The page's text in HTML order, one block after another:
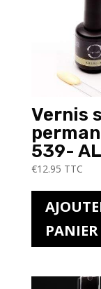
Vernis
539-
€12.95 TTC
PANIER